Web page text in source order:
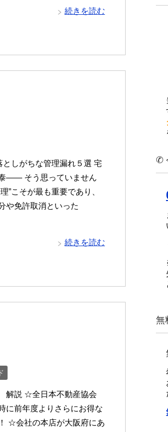
続きを読む
としがちな管理漏れ５選 宅
—— そう思っていません
”こそが最も重要であり、
や免許取消といった
続きを読む
解説 ☆全日本不動産協会
に前年度よりさらにお得な
☆会社の本店が大阪府にあ
✆
無